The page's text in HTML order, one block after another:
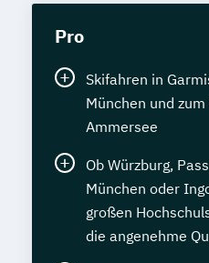
Pro
Skifahren in
München und
Ammersee
Ob Würzburg,
München oder
großen
die angenehme